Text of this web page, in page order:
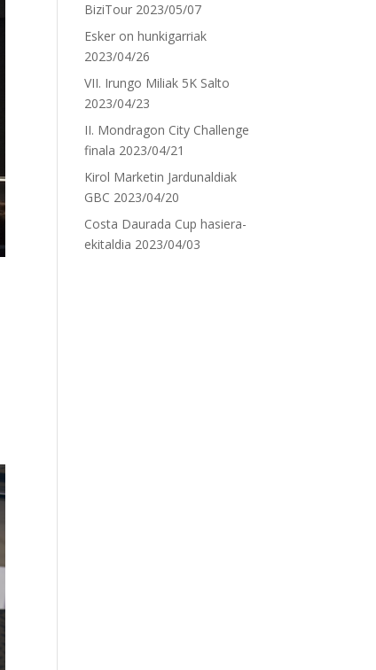
BiziTour 2023/05/07
Esker on hunkigarriak
2023/04/26
VII. Irungo Miliak 5K Salto
2023/04/23
II. Mondragon City Challenge
finala 2023/04/21
Kirol Marketin Jardunaldiak
GBC 2023/04/20
Costa Daurada Cup hasiera-
ekitaldia 2023/04/03